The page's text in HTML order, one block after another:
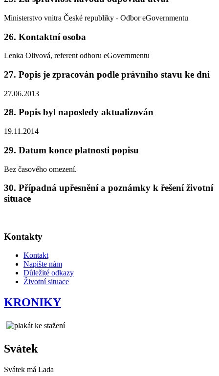
Ministerstvo vnitra České republiky - Odbor eGovernmentu
26. Kontaktní osoba
Lenka Olivová, referent odboru eGovernmentu
27. Popis je zpracován podle právního stavu ke dni
27.06.2013
28. Popis byl naposledy aktualizován
19.11.2014
29. Datum konce platnosti popisu
Bez časového omezení.
30. Případná upřesnění a poznámky k řešení životní
situace
Kontakty
Kontakt
Napište nám
Důležité odkazy
Životní situace
KRONIKY
Svátek
Svátek má Lada